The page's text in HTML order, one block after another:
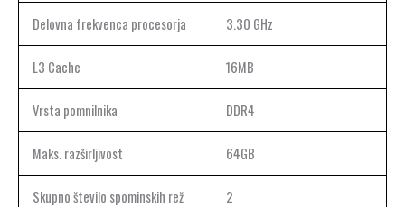
Delovna frekvenca procesorja 3.30 GHz
L3 Cache 16MB
Vrsta pomnilnika DDR4
Maks. razširljivost 64GB
Skupno število spominskih rež 2